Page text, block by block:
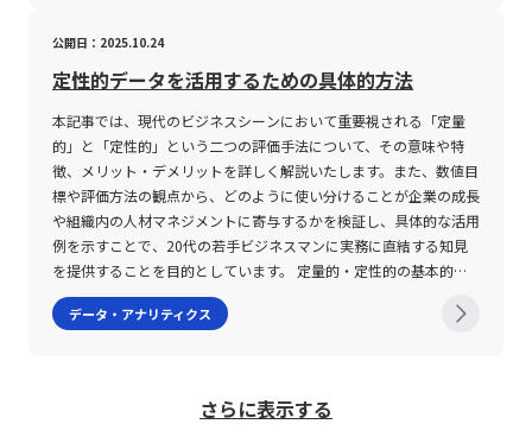
セスが複雑化するリスクが伴います。そのため、初期段階において
は大きな枠組みとして主要な要素を設定し、必要に応じて分岐ごと
に詳細な評価を行うという段階的アプローチが推奨されます。 次
に、デシジョンツリーはあくまで定量的な評価を補助するツールで
あり、すべてのビジネス課題に対して万能ではありません。特に、
数値化が難しい感性的な評価項目や、市場の急激な変動に伴う不確
実性を完全に反映することは困難であるため、定性的な判断とのバ
ランスを意識することが重要です。また、評価基準の設定にあたっ
ては、現場の実情や過去の実績、最新の市場動向を十分に反映させ
ることで、より信頼性の高い意思決定が可能となります。 さら
に、関係者間での認識共有が不十分な場合、デシジョンツリー自体
が一部の担当者の主観に偏ったものとなる可能性もあります。この
手ビジネスマンが実際のプロジェクトや業務改善活動においてこの
手法を活用する際には、メンターや先輩のアドバイスを取り入れる
ッドシートといった表計算ソフトを使用するのが一般的です。これ
らのツールでは、Frequency関数やCOUNTIF、COUNTIFSといった
ができます。たとえば、特定の範囲内におけるデータ数を算出した
り、指定した条件に重複するデータをカウントすることにより、効
率的かつ正確な度数分布表の作成が可能となります。さらに、表計
算ソフトに備わるグラフ作成機能を利用すれば、ヒストグラムや棒
グラフなどを手軽に生成し、視覚的な分析資料として活用できる点
も大きな利点です。 ただし、これらのツールを用いた作業におい
ては、各関数や機能の仕様を正確に把握することが求められます。
たとえば、COUNTIFS関数は複数の条件を同時に満たすセルの数を
求めるため、1つの条件のみを対象とする場合と条件が複数ある場
データチェックや検証は必須です。これらの注意点を踏まえた上
で、度数分布表の作成やその結果の解釈を行うことが、正確なデー
ます。以上の観点から、CAGRの利用は非常に有用な一方で、その
算出結果が必ずしも事業の持続可能な成長を保証するものではない
点に注意が必要です。 まとめ 本稿では、急速に変化するビジネス
環境において、定量的な成長評価の指標として注目される
CAGR（年平均成長率）について、基本的な概念、計算式、及びそ
のメリットと限界について解説しました。特に、CAGRは複利効果
を踏まえた実質的な成長レベルを示す指標であり、数年に亘る長期
的な企業評価や投資判断の際に大変有用です。しかしながら、期間
内のボラティリティや中間の変動要因を捉えにくいという欠点も併
せ持つため、短期の成長分析が必要なシーンではCMGR（月平均成
長率）との併用が効果的です。また、実務においてはデータの正確
性や期間設定、さらには業界特性を十分に考慮することが、CAGR
このような定量的な指標は、投資家や起業家のみならず、今後のキ
さも伴います。最後に、WebレピュテーションはWebサイト全体
のコンテンツ安全性や利用者からの信頼をベースに評価を行い、不
正なスクリプトやセキュリティホールが存在する場合には低評価と
なります。 これらの評価は、企業のネットワーク環境やオンライ
ンサービスの信頼性向上に大きく貢献しており、たとえばメール配
信サービスやWebサイトのアクセス管理においては、レピュテー
ションスコアを参照することで危険なアクセスが自動的に弾かれる
仕組みが実現されています。評価基準としては、送信元のIPアドレ
スの過去の履歴、不審なメール内容や添付ファイルの有無、そして
ブラックリストへの掲載歴などが挙げられます。これにより、企業
は自社のセキュリティ体制をより効率的かつ高度に維持することが
可能となっています。 レピュテーションの仕組みと評価基準 レピ
セスから成り立っています。このスコアは、一定の評価基準をクリ
アしているかどうかによって、どの程度の信頼性があるかを示すも
ばし癖の関係とは 本研究は、さまざまな時間軸における主観的な
ストレスと幸福感を9件法で測定し、それぞれの変動パターンを
ました。質問例として、「過去10年間でどれくらいストレスを感
じましたか？」、「今この瞬間どれくらい幸福感を感じています
か？」、「この先1年でどれくらいストレスを感じると思います
か？」といった問いが用いられ、参加者の過去から未来に至るまで
の感情の変化を詳細に把握しています。「時系列的ストレス観」に
は、未来に向かうにつれてストレスが低下または少なくとも現状を
上回らない「下降型」、未来に向かってストレスが増大する「上昇
型」、現在が最もストレスが低く、そこから過去および未来に向か
ってストレスが増加する「V字型」、および特定の過去の時点でス
に、未来に進むにつれてストレスが低下するという下降型の認知パ
ターンを持つ人々は、先延ばし癖が深刻なグループに比べ、その割
公開日：2025.10.24
定性的データを活用するための具体的方法
本記事では、現代のビジネスシーンにおいて重要視される「定量
的」と「定性的」という二つの評価手法について、その意味や特
徴、メリット・デメリットを詳しく解説いたします。また、数値目
標や評価方法の観点から、どのように使い分けることが企業の成長
や組織内の人材マネジメントに寄与するかを検証し、具体的な活用
例を示すことで、20代の若手ビジネスマンに実務に直結する知見
を提供することを目的としています。 定量的・定性的の基本的概
念とは 「定量的」とは、物事の性質や成果を数値として表現する
手法を指します。英語表現で「Quantitatively」とされるこのアプ
企業の業績やプロジェクトの進捗を明確に示すデータとして活用さ
データ・アナリティクス
さらに表示する